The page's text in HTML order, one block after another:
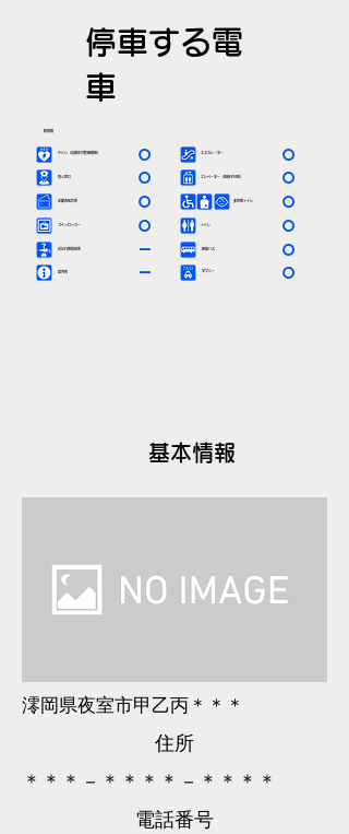
停車する電
車
駅情報
ＡＥＤ（自動体外除細動器）
有人窓口
定期券発売所
エスカレーター
エレベーター（車椅子対応）
多目的トイレ
〇
〇
〇
〇
〇
〇
コインロッカー トイレ
〇 〇
お忘れ物取扱所 －
案内所 － タクシー 〇
路線バス 〇
基本情報
澪岡県夜室市甲乙丙＊＊＊
​住所
＊＊＊－＊＊＊＊－＊＊＊＊
​電話番号